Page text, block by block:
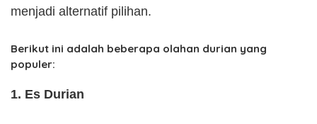
menjadi alternatif pilihan.
Berikut ini adalah beberapa olahan durian yang
populer:
1. Es Durian